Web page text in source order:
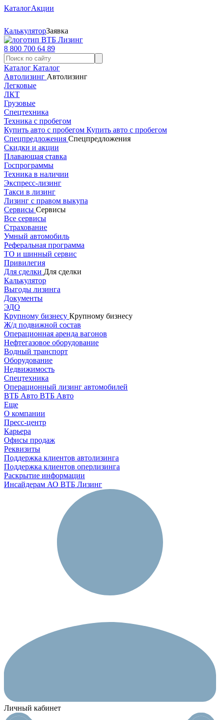
КаталогАкции
КалькуляторЗаявка
8 800 700 64 89
Каталог Каталог
Автолизинг Автолизинг
Легковые
ЛКТ
Грузовые
Спецтехника
Техника с пробегом
Купить авто с пробегом Купить авто с пробегом
Спецпредложения Спецпредложения
Скидки и акции
Плавающая ставка
Госпрограммы
Техника в наличии
Экспресс-лизинг
Такси в лизинг
Лизинг с правом выкупа
Сервисы Сервисы
Все сервисы
Страхование
Умный автомобиль
Реферальная программа
ТО и шинный сервис
Привилегия
Для сделки Для сделки
Калькулятор
Выгоды лизинга
Документы
ЭДО
Крупному бизнесу Крупному бизнесу
Ж/д подвижной состав
Операционная аренда вагонов
Нефтегазовое оборудование
Водный транспорт
Оборудование
Недвижимость
Спецтехника
Операционный лизинг автомобилей
ВТБ Авто ВТБ Авто
Еще
О компании
Пресс-центр
Карьера
Офисы продаж
Реквизиты
Поддержка клиентов автолизинга
Поддержка клиентов оперлизинга
Раскрытие информации
Инсайдерам АО ВТБ Лизинг
Личный кабинет